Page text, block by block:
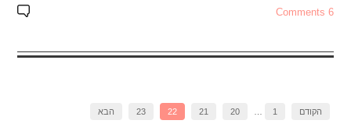
6 Comments
הקודם 1
20
21
22
23 הבא